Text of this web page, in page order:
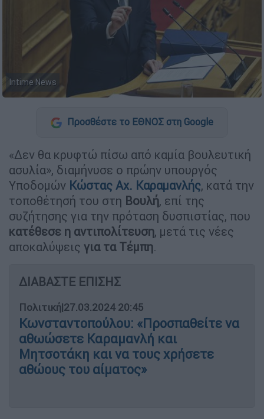
Intime News
Προσθέστε το ΕΘΝΟΣ στη Google
«Δεν θα κρυφτώ πίσω από καμία βουλευτική
ασυλία», διαμήνυσε ο πρώην υπουργός
Υποδομών Κώστας Αχ. Καραμανλής, κατά την
τοποθέτησή του στη Βουλή, επί της
συζήτησης για την πρόταση δυσπιστίας, που
κατέθεσε η αντιπολίτευση, μετά τις νέες
αποκαλύψεις για τα Τέμπη.
ΔΙΑΒΑΣΤΕ ΕΠΙΣΗΣ
Πολιτική|27.03.2024 20:45
Κωνσταντοπούλου: «Προσπαθείτε να
αθωώσετε Καραμανλή και
Μητσοτάκη και να τους χρήσετε
αθώους του αίματος»